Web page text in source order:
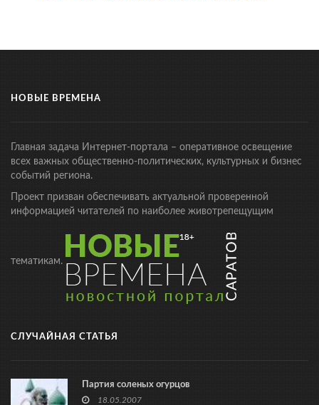
НОВЫЕ ВРЕМЕНА
Главная задача Интернет-портала – оперативное освещение
всех важных общественно-политических, культурных и бизнес
событий региона.
Проект призван обеспечивать актуальной проверенной
информацией читателей по наиболее животрепещущим
тематикам.
СЛУЧАЙНАЯ СТАТЬЯ
Партия соленых огурцов
18.05.2007